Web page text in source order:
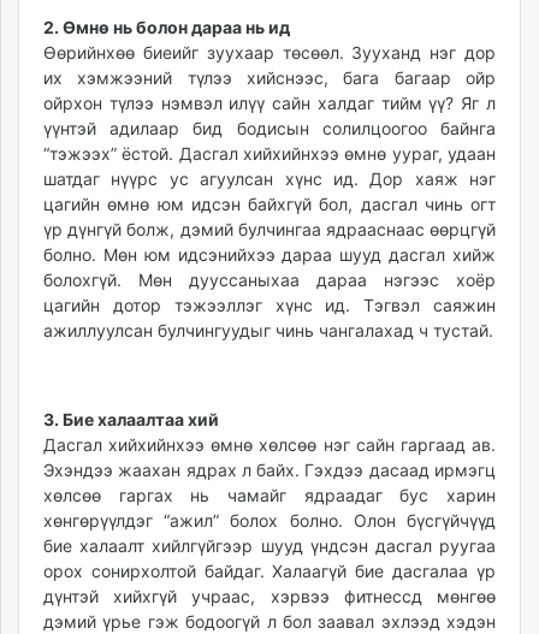
unegui.mn
assa.mn
toim.mn
tac.mn
paparazzi.mn
unread.today
2. Өмнө нь болон дараа нь ид
Өөрийнхөө биеийг зуухаар төсөөл. Зууханд нэг дор
их хэмжээний түлээ хийснээс, бага багаар ойр
ойрхон түлээ нэмвэл илүү сайн халдаг тийм үү? Яг л
үүнтэй адилаар бид бодисын солилцоогоо байнга
“тэжээх” ёстой. Дасгал хийхийнхээ өмнө уураг, удаан
шатдаг нүүрс ус агуулсан хүнс ид. Дор хаяж нэг
цагийн өмнө юм идсэн байхгүй бол, дасгал чинь огт
үр дүнгүй болж, дэмий булчингаа ядрааснаас өөрцгүй
болно. Мөн юм идсэнийхээ дараа шууд дасгал хийж
болохгүй. Мөн дууссаныхаа дараа нэгээс хоёр
цагийн дотор тэжээллэг хүнс ид. Тэгвэл саяжин
ажиллуулсан булчингуудыг чинь чангалахад ч тустай.
3. Бие халаалтаа хий
Дасгал хийхийнхээ өмнө хөлсөө нэг сайн гаргаад ав.
Эхэндээ жаахан ядрах л байх. Гэхдээ дасаад ирмэгц
хөлсөө гаргах нь чамайг ядраадаг бус харин
хөнгөрүүлдэг “ажил” болох болно. Олон бүсгүйчүүд
бие халаалт хийлгүйгээр шууд үндсэн дасгал руугаа
орох сонирхолтой байдаг. Халаагүй бие дасгалаа үр
дүнтэй хийхгүй учраас, хэрвээ фитнессд мөнгөө
дэмий үрье гэж бодоогүй л бол заавал эхлээд хэдэн